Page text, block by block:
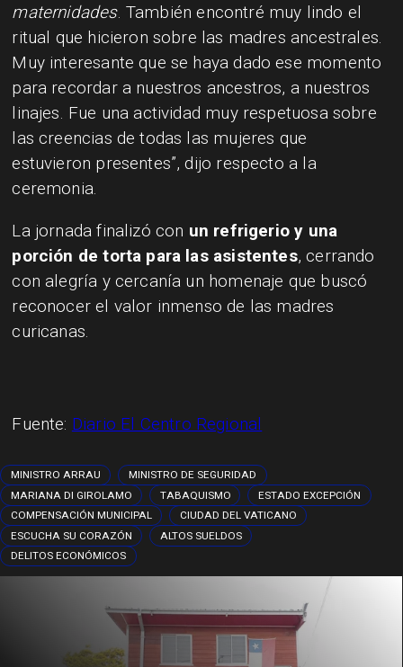
maternidades. También encontré muy lindo el
ritual que hicieron sobre las madres ancestrales.
Muy interesante que se haya dado ese momento
para recordar a nuestros ancestros, a nuestros
linajes. Fue una actividad muy respetuosa sobre
las creencias de todas las mujeres que
estuvieron presentes”, dijo respecto a la
ceremonia.
La jornada finalizó con un refrigerio y una
porción de torta para las asistentes, cerrando
con alegría y cercanía un homenaje que buscó
reconocer el valor inmenso de las madres
curicanas.
Fuente: Diario El Centro Regional
MINISTRO ARRAU
MINISTRO DE SEGURIDAD
MARIANA DI GIROLAMO
TABAQUISMO
ESTADO EXCEPCIÓN
COMPENSACIÓN MUNICIPAL
CIUDAD DEL VATICANO
ESCUCHA SU CORAZÓN
ALTOS SUELDOS
DELITOS ECONÓMICOS